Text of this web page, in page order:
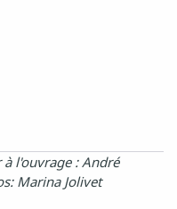
à l'ouvrage : André
Marina Jolivet